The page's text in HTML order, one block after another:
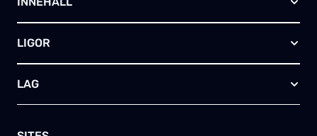
Bandy
Friidrott
TV4 Play Sport Total
Kanal 5
HBO Max (SE)
Kontakta oss
Annonsera
Skapa egen TV-tablå
LIGOR
Championship
FA-cupen
LAG
Manchester City